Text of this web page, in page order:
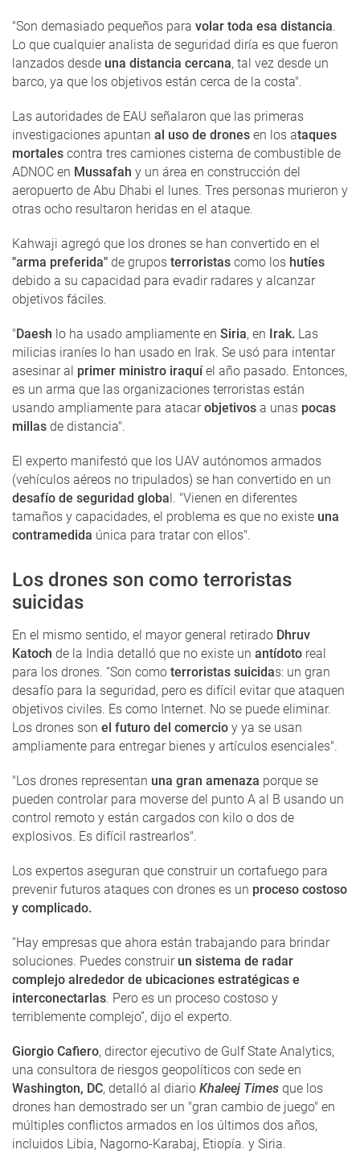
"Son demasiado pequeños para volar toda esa distancia.
Lo que cualquier analista de seguridad diría es que fueron
lanzados desde una distancia cercana, tal vez desde un
barco, ya que los objetivos están cerca de la costa".
Las autoridades de EAU señalaron que las primeras
investigaciones apuntan al uso de drones en los ataques
mortales contra tres camiones cisterna de combustible de
ADNOC en Mussafah y un área en construcción del
aeropuerto de Abu Dhabi el lunes. Tres personas murieron y
otras ocho resultaron heridas en el ataque.
Kahwaji agregó que los drones se han convertido en el
"arma preferida" de grupos terroristas como los hutíes
debido a su capacidad para evadir radares y alcanzar
objetivos fáciles.
"Daesh lo ha usado ampliamente en Siria, en Irak. Las
milicias iraníes lo han usado en Irak. Se usó para intentar
asesinar al primer ministro iraquíel año pasado. Entonces,
es un arma que las organizaciones terroristas están
usando ampliamente para atacarobjetivos a unas pocas
millas de distancia".
El experto manifestó que los UAV autónomos armados
(vehículos aéreos no tripulados) se han convertido en un
desafío de seguridad global. "Vienen en diferentes
tamaños y capacidades, el problema es que no existe una
contramedida única para tratar con ellos".
Los drones son como terroristas
suicidas
En el mismo sentido, el mayor general retirado Dhruv
Katoch de la India detalló que no existe un antídoto real
para los drones. “Son como terroristas suicidas: un gran
desafío para la seguridad, pero es difícil evitar que ataquen
objetivos civiles. Es como Internet. No se puede eliminar.
Los drones son el futuro del comercio y ya se usan
ampliamente para entregar bienes y artículos esenciales".
"Los drones representan una gran amenaza porque se
pueden controlar para moverse del punto A al B usando un
control remoto y están cargados con kilo o dos de
explosivos. Es difícil rastrearlos".
Los expertos aseguran que construir un cortafuego para
prevenir futuros ataques con drones es un proceso costoso
y complicado.
“Hay empresas que ahora están trabajando para brindar
soluciones. Puedes construirun sistema de radar
complejo alrededor de ubicaciones estratégicas e
interconectarlas. Pero es un proceso costoso y
terriblemente complejo”, dijo el experto.
Giorgio Cafiero, director ejecutivo de Gulf State Analytics,
una consultora de riesgos geopolíticos con sede en
Washington, DC, detalló al diario Khaleej Times que los
drones han demostrado ser un "gran cambio de juego" en
múltiples conflictos armados en los últimos dos años,
incluidos Libia, Nagorno-Karabaj, Etiopía. y Siria.